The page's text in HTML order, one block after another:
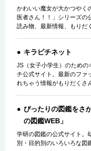
かわいい魔女が大かつやく
医者さん！！」シリーズの
読み物、最新情報、もり
キラピチネット
JS（女子小学生）のため
チ公式サイト。最新のファ
れちゃう情報がもりだくさ
ぴったりの図鑑をさ
の図鑑WEB」
学研の図鑑の公式サイト。
別・目的別のいろいろな図